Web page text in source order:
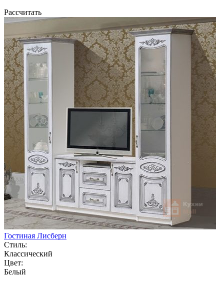
Рассчитать
Гостиная Лисберн
Стиль:
Классический
Цвет:
Белый